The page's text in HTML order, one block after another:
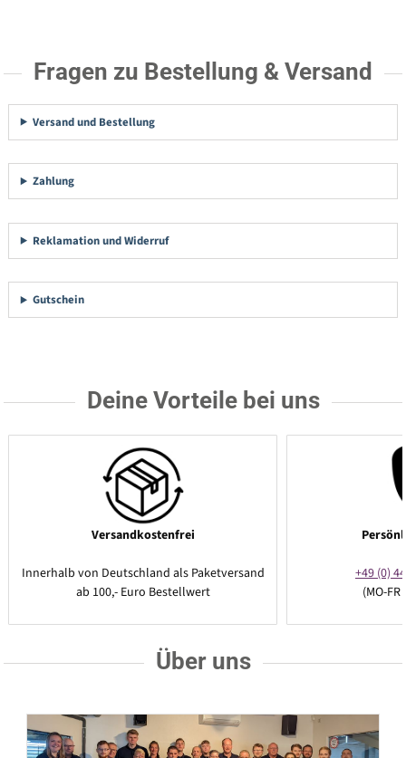
Fragen zu Bestellung & Versand
Versand und Bestellung
Zahlung
Reklamation und Widerruf
Gutschein
Deine Vorteile bei uns
Versandkostenfrei
Innerhalb von Deutschland als Paketversand
ab 100,- Euro Bestellwert
+49 (0)
(MO-
Über uns